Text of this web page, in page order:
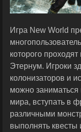
Игра New World
которого
Этернум. Игроки
колонизаторов и
можно заниматься
мира, вступать в
различными
выполнять квесты